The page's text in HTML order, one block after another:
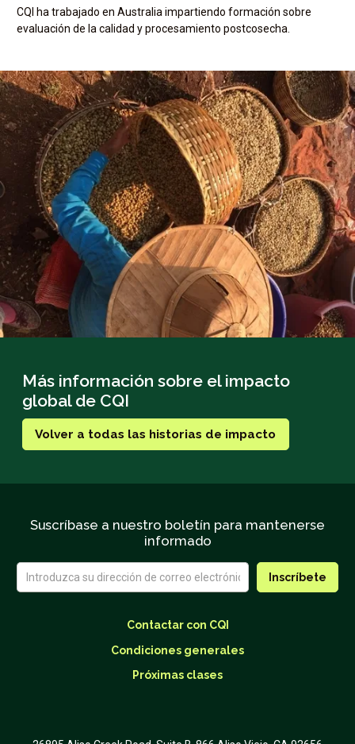
CQI ha trabajado en Australia impartiendo formación sobre
evaluación de la calidad y procesamiento postcosecha.
Más información sobre el impacto
global de CQI
Volver a todas las historias de impacto
Suscríbase a nuestro boletín para mantenerse
informado
Contactar con CQI
Condiciones generales
Próximas clases